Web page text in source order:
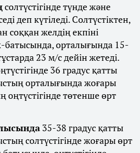
солтүстігінде түнде және
деп күтіледі. Солтүстіктен,
соққан желдің екпіні
батысында, орталығында 15-
23 м/с дейін жетеді.
36 градус қатты
орталығында жоғары
оңтүстігінде төтенше өрт
35-38 градус қатты
солтүстігінде жоғары өрт